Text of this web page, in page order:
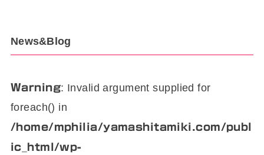
News&Blog
Warning: Invalid argument supplied for
foreach() in
/home/mphilia/yamashitamiki.com/publ
ic_html/wp-